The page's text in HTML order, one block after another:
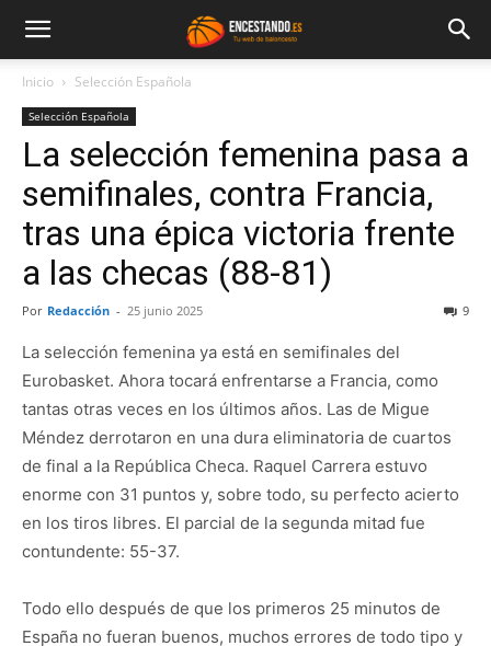
Inicio Selección Española
Selección Española
La selección femenina pasa a
semifinales, contra Francia,
tras una épica victoria frente
a las checas (88-81)
Por Redacción - 25 junio 2025 9
La selección femenina ya está en semifinales del
Eurobasket. Ahora tocará enfrentarse a Francia, como
tantas otras veces en los últimos años. Las de Migue
Méndez derrotaron en una dura eliminatoria de cuartos
de final a la República Checa. Raquel Carrera estuvo
enorme con 31 puntos y, sobre todo, su perfecto acierto
en los tiros libres. El parcial de la segunda mitad fue
contundente: 55-37.
Todo ello después de que los primeros 25 minutos de
España no fueran buenos, muchos errores de todo tipo y